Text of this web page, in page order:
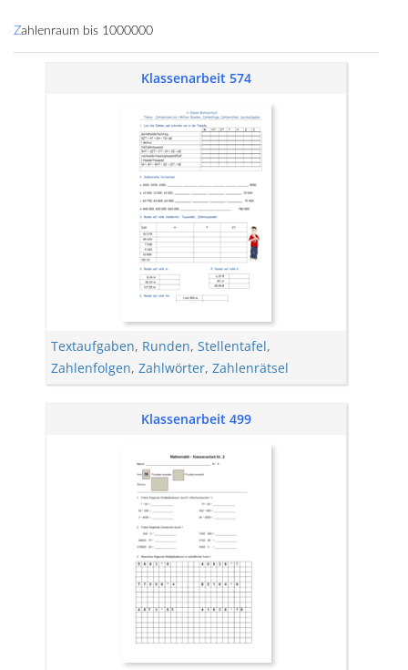
Zahlenraum bis 1000000
Klassenarbeit 574
Textaufgaben, Runden, Stellentafel,
Zahlenfolgen, Zahlwörter, Zahlenrätsel
Klassenarbeit 499